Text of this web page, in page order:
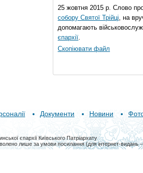
25 жовтня 2015 р. Слово
собору Святої Трійці, на
допомагають
єпархії.
Скопіювати файл
Документи Новини
єпархії Київського Патріархату
лише за умови посилання (для інтернет-видань